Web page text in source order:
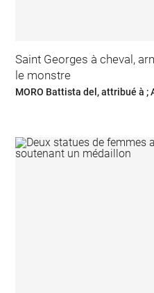
Saint Georges à cheval,
le monstre